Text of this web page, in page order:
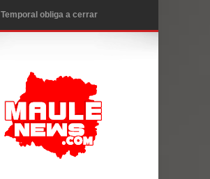
Temporal obliga a cerrar
Chancho en Talca tras caída de
ramas cerca de carpas
Miles llegan a la Plaza de Armas de
Talca en el inicio de la Fiesta del